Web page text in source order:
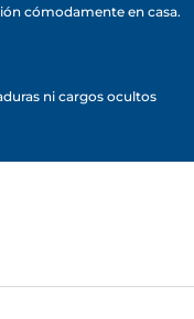
cómodamente en casa.
ni cargos ocultos